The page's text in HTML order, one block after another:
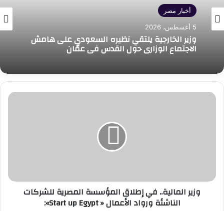
أخبار مصر
5 أغسطس، 2026
وزير الخارجية يلتقي نظيره السعودي على هامش
الاجتماع الوزاري حول القدس في عمّان
وزير
ورواد
الأعمالوزير المالية.. في إطلاق المؤسسة المصرية للشركات
الناشئة ورواد الأعمال « Start up Egypt»: